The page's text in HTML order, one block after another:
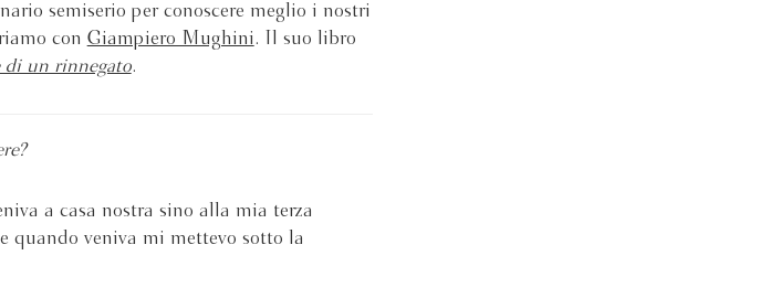
semiserio per conoscere meglio i nostri
con Giampiero Mughini. Il suo libro
di un rinnegato.
a casa nostra sino alla mia terza
quando veniva mi mettevo sotto la